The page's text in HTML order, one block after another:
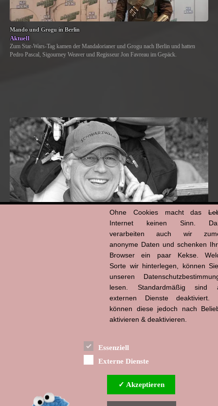
Mando und Grogu in Berlin
Aktuell
Zum Star-Wars-Tag kamen der Mandalorianer und Grogu nach Berlin und hatten
Pedro Pascal, Sigourney Weaver und Regisseur Jon Favreau im Gepäck.
Ohne Cookies macht das
Internet keinen Sinn.
verarbeiten auch wir
anonyme Daten und schenken
Browser ein paar Kekse.
Sorte wir hinterlegen, können
unseren
lesen. Standardmäßig sind
externen Dienste deaktiviert.
können diese jedoch nach
aktivieren & deaktivieren.
Essenziell
Externe Dienste
✓ Akzeptieren